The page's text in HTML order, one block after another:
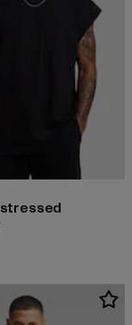
EUR 24,99